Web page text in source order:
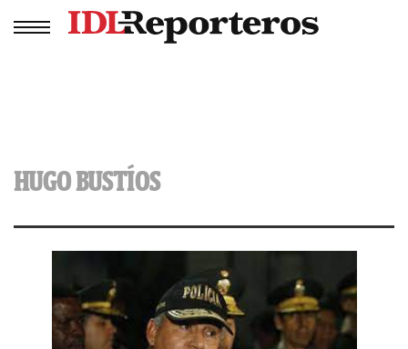
HUGO BUSTÍOS